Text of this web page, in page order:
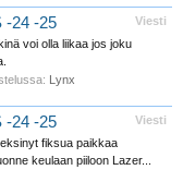
Viesti
-24 -25
voi olla liikaa jos joku
Lynx
Viesti
-24 -25
fiksua paikkaa
keulaan piiloon Lazer...